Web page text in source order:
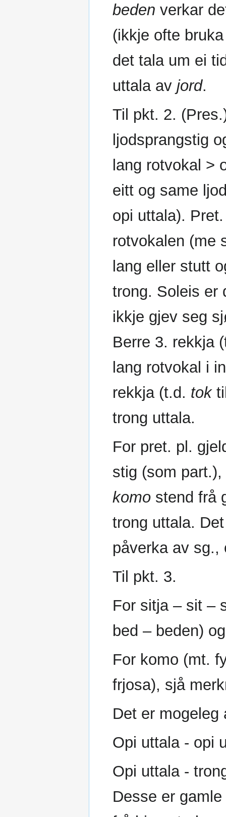
beden verkar
(ikkje ofte
det tala um ei
uttala avjord.
Til pkt. 2.
ljodsprangstig
lang rotvokal >
eitt og same
opi uttala).
rotvokalen (me
lang eller stutt
trong. Soleis er
ikkje gjev seg
Berre 3. rekkja
lang rotvokal i
rekkja (t.d. tok
trong uttala.
For pret. pl.
stig (som
komo stend frå
trong uttala.
påverka av sg.,
Til pkt. 3.
For sitja – sit –
bed – beden)
For komo (mt.
frjosa), sjå
Det er mogeleg
Opi uttala - opi
Opi uttala -
Desse er